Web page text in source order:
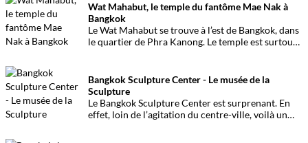
Wat Mahabut, le temple du fantôme Mae Nak à
Bangkok
Le Wat Mahabut se trouve à l’est de Bangkok, dans
le quartier de Phra Kanong. Le temple est surtout
Bangkok Sculpture Center - Le musée de la
Sculpture
Le Bangkok Sculpture Center est surprenant. En
effet, loin de l’agitation du centre-ville, voilà un